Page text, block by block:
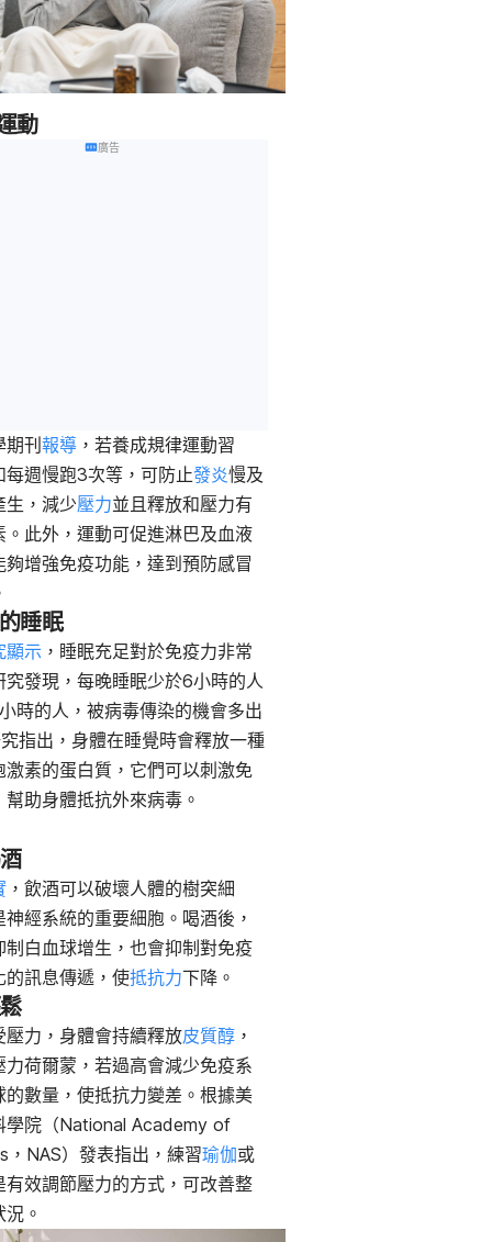
動
廣告
刊 報導，若養成規律運動習
每週慢跑3次等，可防止發炎慢及
生，減少壓力並且釋放和壓力有
。此外，運動可促進淋巴及血液
夠增強免疫功能，達到預防感冒
睡眠
顯示 ，睡眠充足對於免疫力非常
究發現，每晚睡眠少於6小時的人
時的人，被病毒傳染的機會多出
指出，身體在睡覺時會釋放一種
激素的蛋白質，它們可以刺激免
助身體抵抗外來病毒。
，飲酒可以破壞人體的樹突細
神經系統的重要細胞。喝酒後，
制白血球增生，也會抑制對免疫
的訊息傳遞，使抵抗力下降。
壓力，身體會持續釋放皮質醇，
力荷爾蒙，若過高會減少免疫系
的數量，使抵抗力變差。根據美
學院（National Academy of
，NAS）發表指出，練習瑜伽或
有效調節壓力的方式，可改善整
。